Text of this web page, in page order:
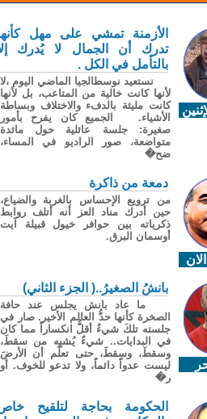
الأزمنة تمشي على مهل كأنها
تدرك أن الجمال لا يُدرك إلا
بالتأمل في الكل .
نستعيد نوسطالجيا الماضي اليوم ،لا
لأنها كانت خالية من المتاعب، بل لأنها
كانت مليئة بالدفء والاختلاف وبساطة
الأشياء. الجميع كان يفرح بأمور
صغيرة: جلسة عائلية حول مائدة
متواضعة، صور الراديو في المساء،
ضح�
دمعة من ذاكرة
من ترويع الإحساس بالغربة والضياع،
حين أدرك مناد العز أنه أتلف روابط
ذكرياته بين حوافر خيول قبيلة آيت
أوسمان البرق.
بانشُ الصغيرُ..( الجزء الثاني)
ما عاد بانش يجلس عند حافة
الصخرة كأنها حدُّ العالم الأخير. صار في
جلسته تلكَ شيءٌ أقلُّ انكساراً مما كان
في البدايات.. شيءٌ يُشبِه من سقطَ،
وسقطَ، وسقطَ، حتى تعلّم أن الأرضَ
ليست عدواً دائماً، ولا تدعو للخوف. أو
ر�
الحكومة بحاجة لتلقيح خاص